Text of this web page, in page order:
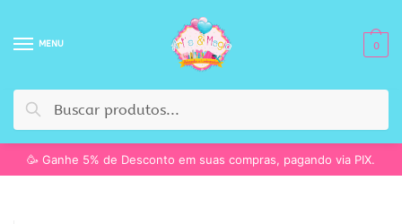
MENU
Pesquisar
0
🥳 Ganhe 5% de Desconto em suas compras, pagando via PIX.